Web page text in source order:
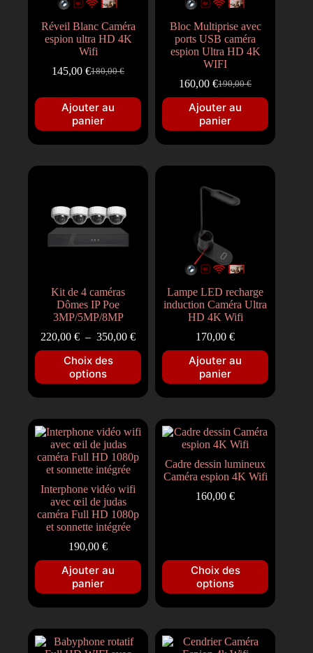
Réveil Blanc Caméra
espion ultra HD 4K
Wifi
180,00€
145,00€
Ajouter au
panier
Bloc Multiprise avec
ports USB caméra
espion Ultra HD 4K
WIFI
190,00€
160,00€
Ajouter au
panier
Kit de 4 caméras
Dômes IP Poe
3MP/5MP/8MP
220,00€ – 350,00€
Choix des
options
Lampe LED recharge
induction Caméra Ultra
HD 4K Wifi
170,00€
Ajouter au
panier
Interphone vidéo wifi
avec œil de judas
caméra Full HD 1080p
et sonnette intégrée
190,00€
Ajouter au
panier
Cadre dessin lumineux
Caméra espion 4K Wifi
160,00€
Choix des
options